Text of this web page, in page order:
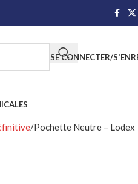
SE CONNECTER/
Pochette Neutre – Lodex